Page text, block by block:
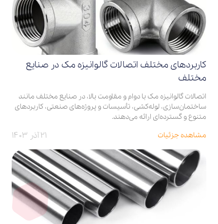
کاربردهای مختلف اتصالات گالوانیزه مک در صنایع
مختلف
اتصالات گالوانیزه مک با دوام و مقاومت بالا، در صنایع مختلف مانند
ساختمان‌سازی، لوله‌کشی، تأسیسات و پروژه‌های صنعتی، کاربردهای
متنوع و گسترده‌ای ارائه می‌دهند.
مشاهده جزئیات
۲۱ آذر ۱۴۰۳